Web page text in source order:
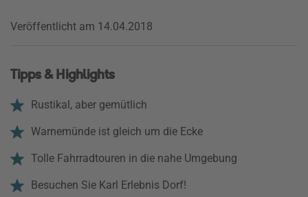
Veröffentlicht am 14.04.2018
Tipps & Highlights
Rustikal, aber gemütlich
Warnemünde ist gleich um die Ecke
Tolle Fahrradtouren in die nahe Umgebung
Besuchen Sie Karl Erlebnis Dorf!